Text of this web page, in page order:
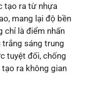
tạo ra từ nhựa
mang lại độ bền
chỉ là điểm nhấn
sáng trung
tuyệt đối, chống
ra không gian